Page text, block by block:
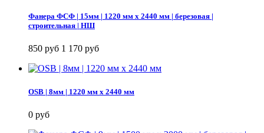
Фанера ФСФ | 15мм | 1220 мм х 2440 мм | березовая |
строительная | НШ
850 руб 1 170 руб
OSB | 8мм | 1220 мм х 2440 мм
0 руб